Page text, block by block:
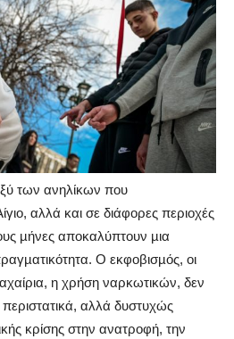
των ανηλίκων που
αλλά και σε διάφορες περιοχές
µήνες αποκαλύπτουν µια
Ο εκφοβισµός, οι
η χρήση ναρκωτικών, δεν
αλλά δυστυχώς
κρίσης στην ανατροφή, την